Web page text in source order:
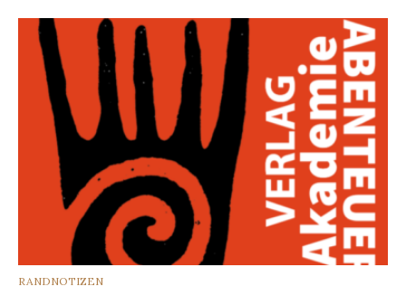
CATEGORIES
RANDNOTIZEN